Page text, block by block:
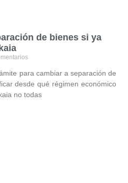
de bienes si ya
para cambiar a separación de
desde qué régimen económico
no todas